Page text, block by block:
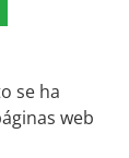
se ha
web